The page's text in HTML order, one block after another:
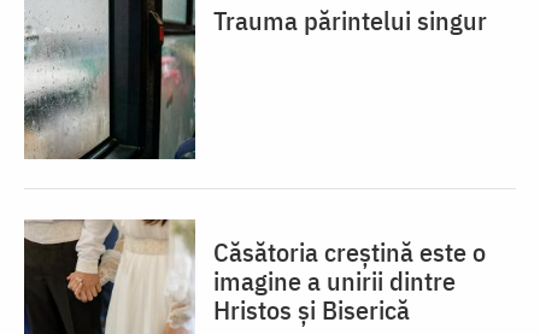
Trauma părintelui singur
Căsătoria creștină este o
imagine a unirii dintre
Hristos și Biserică